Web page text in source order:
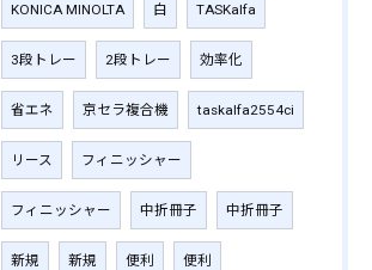
KONICA MINOLTA 白 TASKalfa
3段トレー 2段トレー 効率化
省エネ 京セラ複合機 taskalfa2554ci
リース フィニッシャー
フィニッシャー 中折冊子 中折冊子
新規 新規 便利 便利